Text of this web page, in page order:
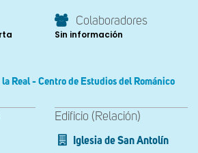
Colaboradores
Sin información
Real - Centro de Estudios del Románico
Edificio (Relación)
Iglesia de San Antolín